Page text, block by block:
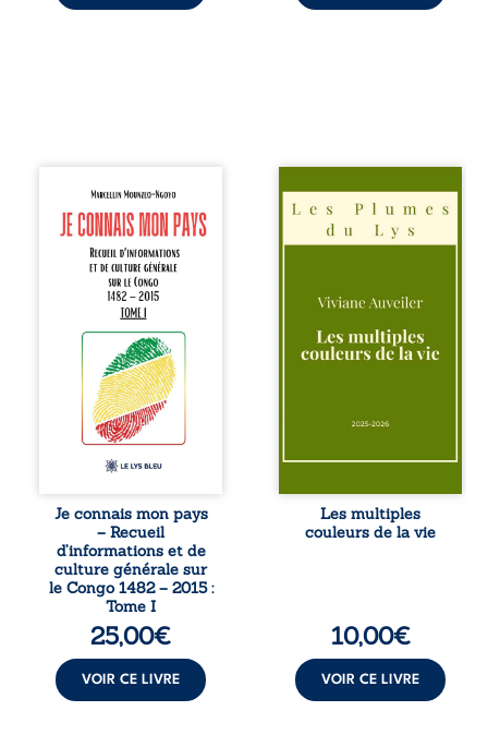
Je connais mon
pays se présente
comme une œuvre
de transmission et
d’éveil civique,
destinée à raviver
la mémoire
congolaise. En
retraçant les
grandes étapes de
l’histoire
nationale, il
entend combattre
l’ignorance, le
repli identitaire et
l’affaiblissement
patriotique.
Accessible à tous,
ce recueil offre
des repères
essentiels pour
mieux
comprendre le ...
Je connais mon pays
– Recueil
d’informations et de
culture générale sur
le Congo 1482 – 2015 :
Tome I
25,00€
VOIR CE LIVRE
Trois récits, trois
existences saisies
à l’instant où tout
bascule. Une
l’apaisement, un
recouvre
l’espérance, tandis
pour en retrouver
Entre souvenirs,
désillusions, Les
multiples couleurs
de la vie explore la
Les multiples
couleurs de la vie
10,00€
VOIR CE LIVRE